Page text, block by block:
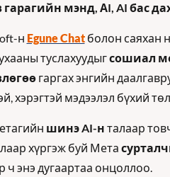
гарагийн мэнд, АI, AI бас
н Egune Chat болон саяхан
туслахуудыг сошиал
гаргах энгийн
хэрэгтэй мэдээлэл бүхий
шинэ AI-н талаар
хүргэж буй Мета
ч энэ дугаартаа онцоллоо.